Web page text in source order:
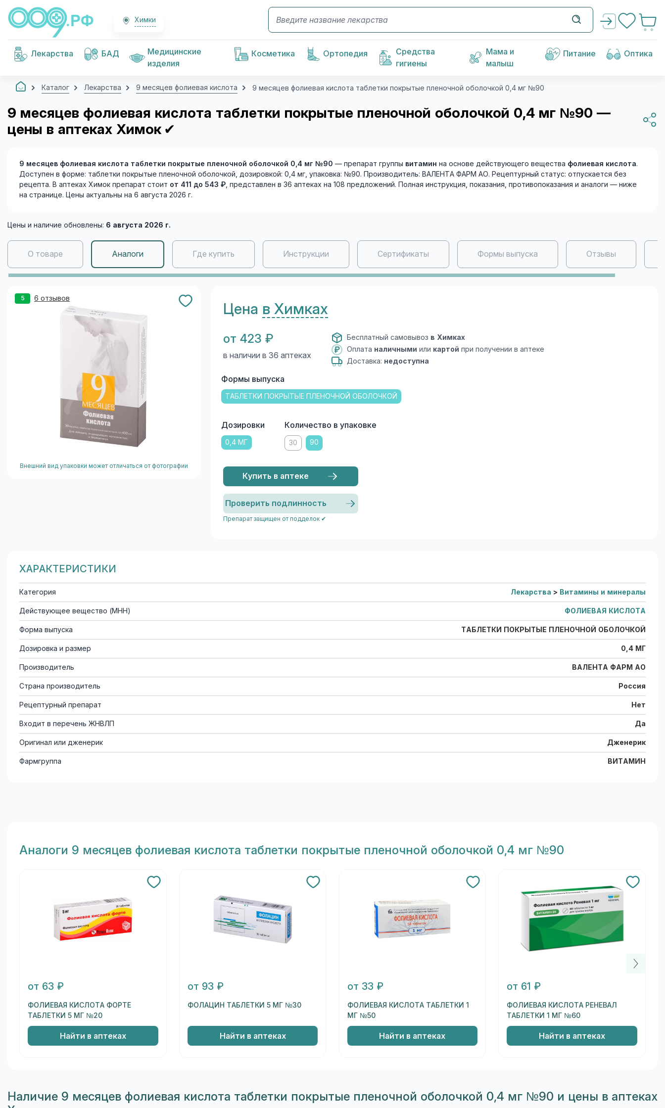
Химки
Лекарства БАД
Медицинские
изделия
Косметика Ортопедия
Средства
гигиены
Мама и
малыш
Питание Оптика
Каталог Лекарства 9 месяцев фолиевая кислота 9 месяцев фолиевая кислота таблетки покрытые пленочной оболочкой 0,4 мг №90
9 месяцев фолиевая кислота таблетки покрытые пленочной оболочкой 0,4 мг №90 —
цены в аптеках Химок ✔
9 месяцев фолиевая кислота таблетки покрытые пленочной оболочкой 0,4 мг №90 — препарат группы витамин на основе действующего вещества фолиевая кислота.
Доступен в форме: таблетки покрытые пленочной оболочкой, дозировкой: 0,4 мг, упаковка: №90. Производитель: ВАЛЕНТА ФАРМ АО. Рецептурный статус: отпускается без
рецепта. В аптеках Химок препарат стоит от 411 до 543 ₽ , представлен в 36 аптеках на 108 предложений. Полная инструкция, показания, противопоказания и аналоги — ниже
на странице. Цены актуальны на 6 августа 2026 г.
Цены и наличие обновлены: 6 августа 2026 г.
О товаре Аналоги Где купить Инструкции Сертификаты Формы выпуска Отзывы
5 6 отзывов
Внешний вид упаковки может отличаться от фотографии
Цена в Химках
от 423 ₽
в наличии в 36 аптеках
Бесплатный самовывоз в Химках
Оплата наличными или картой при получении в аптеке
Доставка: недоступна
Формы выпуска
ТАБЛЕТКИ ПОКРЫТЫЕ ПЛЕНОЧНОЙ ОБОЛОЧКОЙ
Дозировки
0,4 МГ
Количество в упаковке
30 90
Купить в аптеке
Проверить подлинность
Препарат защищен от подделок ✔
ХАРАКТЕРИСТИКИ
Категория Лекарства > Витамины и минералы
Действующее вещество (МНН) ФОЛИЕВАЯ КИСЛОТА
Форма выпуска ТАБЛЕТКИ ПОКРЫТЫЕ ПЛЕНОЧНОЙ ОБОЛОЧКОЙ
Дозировка и размер 0,4 МГ
Производитель ВАЛЕНТА ФАРМ АО
Страна производитель Россия
Рецептурный препарат Нет
Входит в перечень ЖНВЛП Да
Оригинал или дженерик Дженерик
Фармгруппа ВИТАМИН
Aналоги 9 месяцев фолиевая кислота таблетки покрытые пленочной оболочкой 0,4 мг №90
от 63 ₽
ФОЛИЕВАЯ КИСЛОТА ФОРТЕ
ТАБЛЕТКИ 5 МГ №20
Найти в аптеках
от 93 ₽
ФОЛАЦИН ТАБЛЕТКИ 5 МГ №30
Найти в аптеках
от 33 ₽
ФОЛИЕВАЯ КИСЛОТА ТАБЛЕТКИ 1
МГ №50
Найти в аптеках
от 61 ₽
ФОЛИЕВАЯ КИСЛОТА РЕНЕВАЛ
ТАБЛЕТКИ 1 МГ №60
Найти в аптеках
Наличие 9 месяцев фолиевая кислота таблетки покрытые пленочной оболочкой 0,4 мг №90 и цены в аптеках